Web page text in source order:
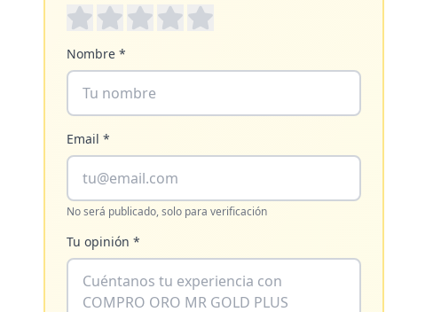
Nombre *
Email *
No será publicado, solo para verificación
Tu opinión *